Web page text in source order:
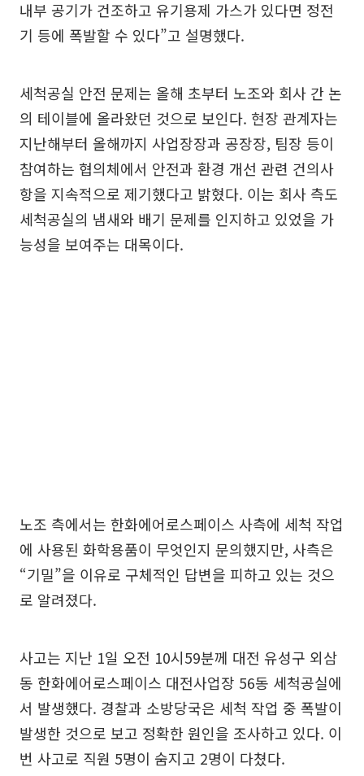
내부 공기가 건조하고 유기용제 가스가 있다면 정전
기 등에 폭발할 수 있다”고 설명했다.
세척공실 안전 문제는 올해 초부터 노조와 회사 간 논
의 테이블에 올라왔던 것으로 보인다. 현장 관계자는
지난해부터 올해까지 사업장장과 공장장, 팀장 등이
참여하는 협의체에서 안전과 환경 개선 관련 건의사
항을 지속적으로 제기했다고 밝혔다. 이는 회사 측도
세척공실의 냄새와 배기 문제를 인지하고 있었을 가
능성을 보여주는 대목이다.
노조 측에서는 한화에어로스페이스 사측에 세척 작업
에 사용된 화학용품이 무엇인지 문의했지만, 사측은
“기밀”을 이유로 구체적인 답변을 피하고 있는 것으
로 알려졌다.
사고는 지난 1일 오전 10시59분께 대전 유성구 외삼
동 한화에어로스페이스 대전사업장 56동 세척공실에
서 발생했다. 경찰과 소방당국은 세척 작업 중 폭발이
발생한 것으로 보고 정확한 원인을 조사하고 있다. 이
번 사고로 직원 5명이 숨지고 2명이 다쳤다.